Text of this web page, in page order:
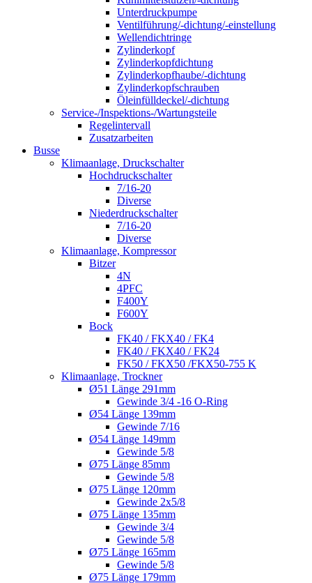
Unterdruckpumpe
Ventilführung/-dichtung/-einstellung
Wellendichtringe
Zylinderkopf
Zylinderkopfdichtung
Zylinderkopfhaube/-dichtung
Zylinderkopfschrauben
Öleinfülldeckel/-dichtung
Service-/Inspektions-/Wartungsteile
Regelintervall
Zusatzarbeiten
Busse
Klimaanlage, Druckschalter
Hochdruckschalter
7/16-20
Diverse
Niederdruckschalter
7/16-20
Diverse
Klimaanlage, Kompressor
Bitzer
4N
4PFC
F400Y
F600Y
Bock
FK40 / FKX40 / FK4
FK40 / FKX40 / FK24
FK50 / FKX50 /FKX50-755 K
Klimaanlage, Trockner
Ø51 Länge 291mm
Gewinde 3/4 -16 O-Ring
Ø54 Länge 139mm
Gewinde 7/16
Ø54 Länge 149mm
Gewinde 5/8
Ø75 Länge 85mm
Gewinde 5/8
Ø75 Länge 120mm
Gewinde 2x5/8
Ø75 Länge 135mm
Gewinde 3/4
Gewinde 5/8
Ø75 Länge 165mm
Gewinde 5/8
Ø75 Länge 179mm